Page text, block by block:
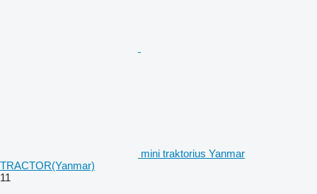
mini traktorius Yanmar
TRACTOR(Yanmar)
11